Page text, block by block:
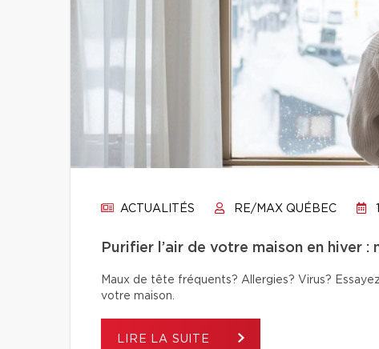
ACTUALITÉS RE/MAX QUÉBEC
Purifier l’air de votre maison en hiver :
Maux de tête fréquents? Allergies? Virus?
votre maison.
LIRE LA SUITE